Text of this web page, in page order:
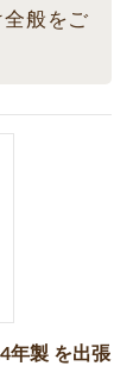
般をご
年製 を出張